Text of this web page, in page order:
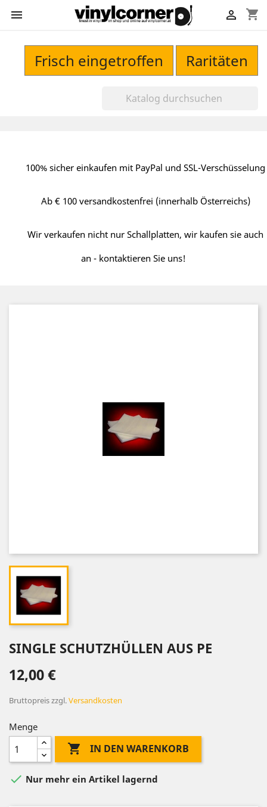
 shopping_cart

Frisch eingetroffen Raritäten
100% sicher einkaufen mit PayPal und SSL-Verschüsselung
Ab € 100 versandkostenfrei (innerhalb Österreichs)
Wir verkaufen nicht nur Schallplatten, wir kaufen sie auch
an - kontaktieren Sie uns!
SINGLE SCHUTZHÜLLEN AUS PE
12,00 €
Bruttopreiszzgl.Versandkosten
Menge
 IN DEN WARENKORB
 Nur mehr ein Artikel lagernd